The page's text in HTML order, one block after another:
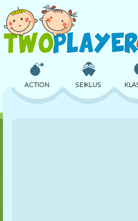
ACTION SEIKLUS